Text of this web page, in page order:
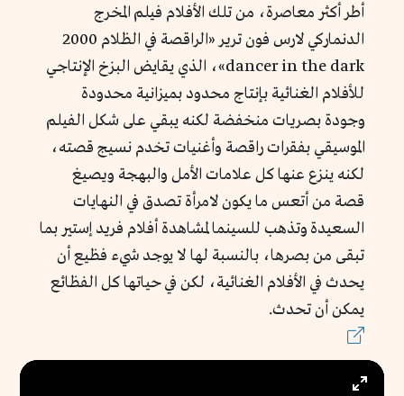
أطر أكثر معاصرة، من تلك الأفلام فيلم المخرج
الدنماركي لارس فون ترير «الراقصة في الظلام 2000
dancer in the dark»، الذي يقايض البزخ الإنتاجي
للأفلام الغنائية بإنتاج محدود بميزانية محدودة
وجودة بصريات منخفضة لكنه يبقي على شكل الفيلم
الموسيقي بفقرات راقصة وأغنيات تخدم نسيج قصته،
لكنه ينزع عنها كل علامات الأمل والبهجة ويصيغ
قصة من أتعس ما يكون لامرأة تصدق في النهايات
السعيدة وتذهب للسينما لمشاهدة أفلام فريد إستير بما
تبقى من بصرها، بالنسبة لها لا يوجد شيء فظيع أن
يحدث في الأفلام الغنائية، لكن في حياتها كل الفظائع
يمكن أن تحدث.